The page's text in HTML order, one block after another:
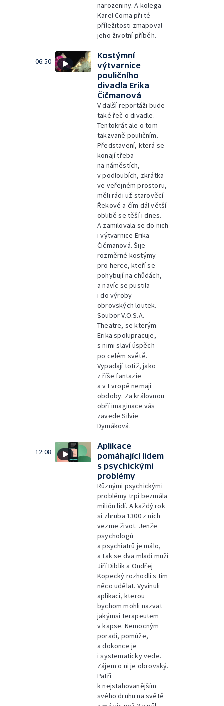
narozeniny. A kolega
Karel Coma při té
příležitosti zmapoval
jeho životní příběh.
06:50
Kostýmní
výtvarnice
pouličního
divadla Erika
Čičmanová
V další reportáži bude
také řeč o divadle.
Tentokrát ale o tom
takzvaně pouličním.
Představení, která se
konají třeba
na náměstích,
v podloubích, zkrátka
ve veřejném prostoru,
měli rádi už starověcí
Řekové a čím dál větší
oblibě se těší i dnes.
A zamilovala se do nich
i výtvarnice Erika
Čičmanová. Šije
rozměrné kostýmy
pro herce, kteří se
pohybují na chůdách,
a navíc se pustila
i do výroby
obrovských loutek.
Soubor V.O.S.A.
Theatre, se kterým
Erika spolupracuje,
s nimi slaví úspěch
po celém světě.
Vypadají totiž, jako
z říše fantazie
a v Evropě nemají
obdoby. Za královnou
obří imaginace vás
zavede Silvie
Dymáková.
12:08
Aplikace
pomáhající lidem
s psychickými
problémy
Různými psychickými
problémy trpí bezmála
milión lidí. A každý rok
si zhruba 1300 z nich
vezme život. Jenže
psychologů
a psychiatrů je málo,
a tak se dva mladí muži
Jiří Diblík a Ondřej
Kopecký rozhodli s tím
něco udělat. Vyvinuli
aplikaci, kterou
bychom mohli nazvat
jakýmsi terapeutem
v kapse. Nemocným
poradí, pomůže,
a dokonce je
i systematicky vede.
Zájem o ni je obrovský.
Patří
k nejstahovanějším
svého druhu na světě